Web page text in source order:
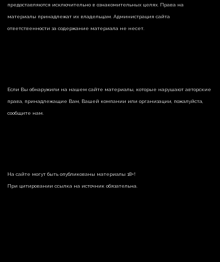
предоставляются исключительно в ознакомительных целях. Права на
материалы принадлежат их владельцам. Администрация сайта
ответственности за содержание материала не несет.
Если Вы обнаружили на нашем сайте материалы, которые нарушают авторские
права, принадлежащие Вам, Вашей компании или организации, пожалуйста,
сообщите нам.
На сайте могут быть опубликованы материалы 18+!
При цитировании ссылка на источник обязательна.